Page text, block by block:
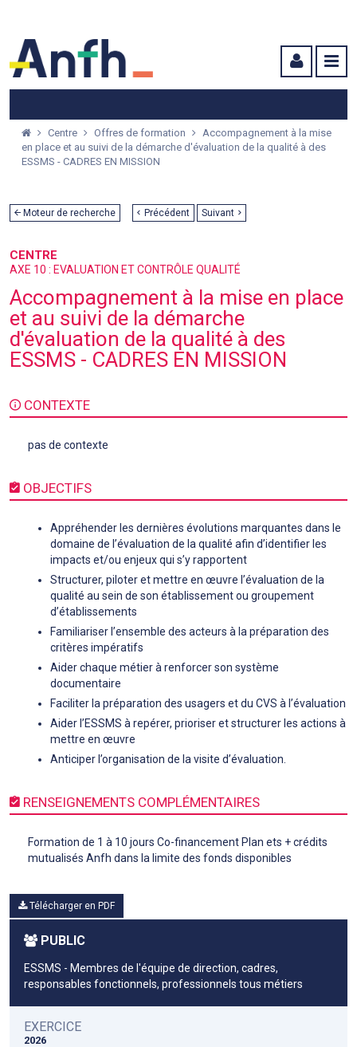
Centre Offres de formation
Accompagnement à la mise
en place et au suivi de la démarche d'évaluation de la qualité à des
ESSMS - CADRES EN MISSION
Moteur de recherche Précédent Suivant
CENTRE
AXE 10 : EVALUATION ET CONTRÔLE QUALITÉ
Accompagnement à la mise en place
et au suivi de la démarche
d'évaluation de la qualité à des
ESSMS - CADRES EN MISSION
CONTEXTE
pas de contexte
OBJECTIFS
Appréhender les dernières évolutions marquantes dans le
domaine de l’évaluation de la qualité afin d’identifier les
impacts et/ou enjeux qui s’y rapportent
Structurer, piloter et mettre en œuvre l’évaluation de la
qualité au sein de son établissement ou groupement
d’établissements
Familiariser l’ensemble des acteurs à la préparation des
critères impératifs
Aider chaque métier à renforcer son système
documentaire
Faciliter la préparation des usagers et du CVS à l’évaluation
Aider l’ESSMS à repérer, prioriser et structurer les actions à
mettre en œuvre
Anticiper l’organisation de la visite d’évaluation.
RENSEIGNEMENTS COMPLÉMENTAIRES
Formation de 1 à 10 jours Co-financement Plan ets + crédits
mutualisés Anfh dans la limite des fonds disponibles
Télécharger en PDF
PUBLIC
ESSMS - Membres de l'équipe de direction, cadres,
responsables fonctionnels, professionnels tous métiers
EXERCICE
2026